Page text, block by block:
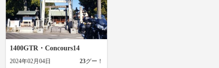
1400GTR・Concours14
2024年02月04日 23グー！